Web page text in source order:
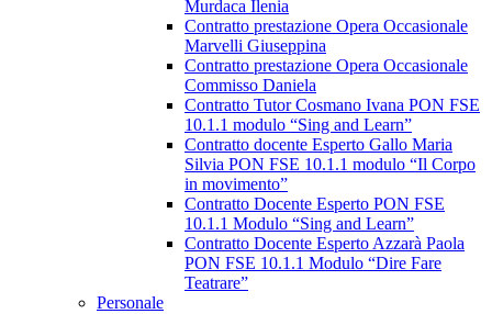
Murdaca Ilenia
Contratto prestazione Opera Occasionale
Marvelli Giuseppina
Contratto prestazione Opera Occasionale
Commisso Daniela
Contratto Tutor Cosmano Ivana PON FSE
10.1.1 modulo “Sing and Learn”
Contratto docente Esperto Gallo Maria
Silvia PON FSE 10.1.1 modulo “Il Corpo
in movimento”
Contratto Docente Esperto PON FSE
10.1.1 Modulo “Sing and Learn”
Contratto Docente Esperto Azzarà Paola
PON FSE 10.1.1 Modulo “Dire Fare
Teatrare”
Personale